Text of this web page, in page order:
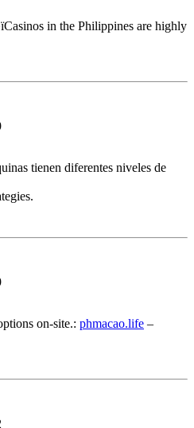
in the Philippines are highly
tienen diferentes niveles de
on-site.: phmacao.life –